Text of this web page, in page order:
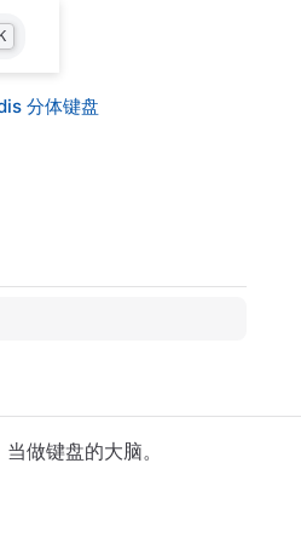
分体键盘
做键盘的大脑。